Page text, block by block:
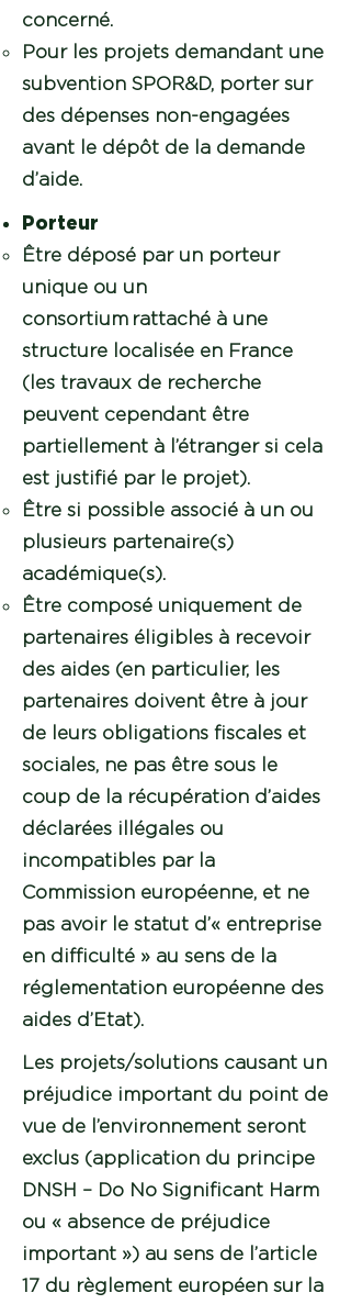
concerné.
Pour les projets demandant une
subvention SPOR&D, porter sur
des dépenses non-engagées
avant le dépôt de la demande
d’aide.
Porteur
Être déposé par un porteur
unique ou un
consortium rattaché à une
structure localisée en France
(les travaux de recherche
peuvent cependant être
partiellement à l’étranger si cela
est justifié par le projet).
Être si possible associé à un ou
plusieurs partenaire(s)
académique(s).
Être composé uniquement de
partenaires éligibles à recevoir
des aides (en particulier, les
partenaires doivent être à jour
de leurs obligations fiscales et
sociales, ne pas être sous le
coup de la récupération d’aides
déclarées illégales ou
incompatibles par la
Commission européenne, et ne
pas avoir le statut d’« entreprise
en difficulté » au sens de la
réglementation européenne des
aides d’Etat).
Les projets/solutions causant un
préjudice important du point de
vue de l’environnement seront
exclus (application du principe
DNSH – Do No Significant Harm
ou « absence de préjudice
important ») au sens de l’article
17 du règlement européen sur la